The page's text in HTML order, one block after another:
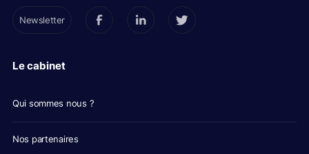
Newsletter
Le cabinet
Qui sommes nous ?
Nos partenaires